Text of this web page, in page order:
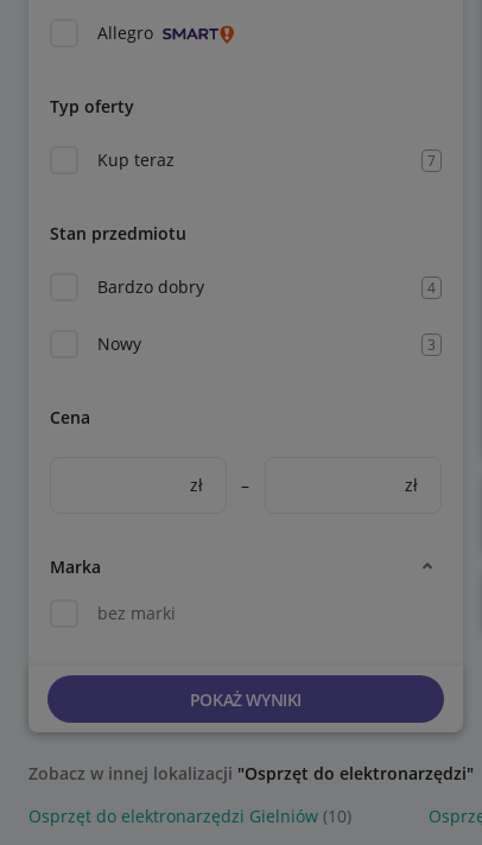
Allegro
Typ oferty
Kup teraz 7
Stan przedmiotu
Bardzo dobry 4
Nowy 3
Cena
zł – zł
Marka
bez marki
POKAŻ WYNIKI
Zobacz w innej lokalizacji "Osprzęt do elektronarzędzi"
Osprzęt do elektronarzędzi Gielniów (10)